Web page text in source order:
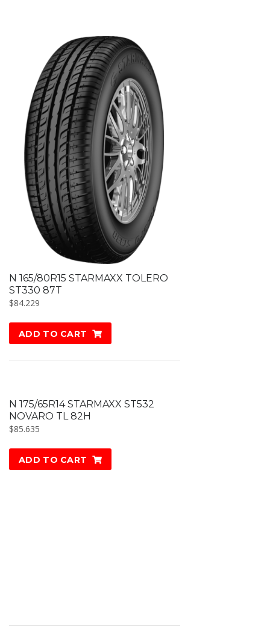
N 165/80R15 STARMAXX TOLERO
ST330 87T
$84.229
ADD TO CART
N 175/65R14 STARMAXX ST532
NOVARO TL 82H
$85.635
ADD TO CART